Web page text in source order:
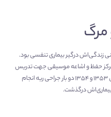
مرگ
زندگی‌اش درگیر بیماری تنفسی بود.
حفظ و اشاعه موسیقی جهت تدریس
در این مرکز را در سال ۱۳۴۹ رد کرد. در سال ۱۳۵۳ و ۱۳۵۴ دو بار جراحی ریه انجام